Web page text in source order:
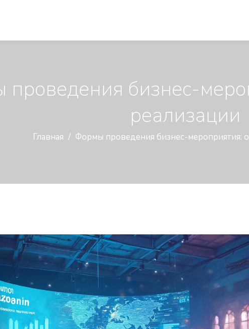
бизнес-
реализации
Главная Формы проведения бизнес-мероприятия: